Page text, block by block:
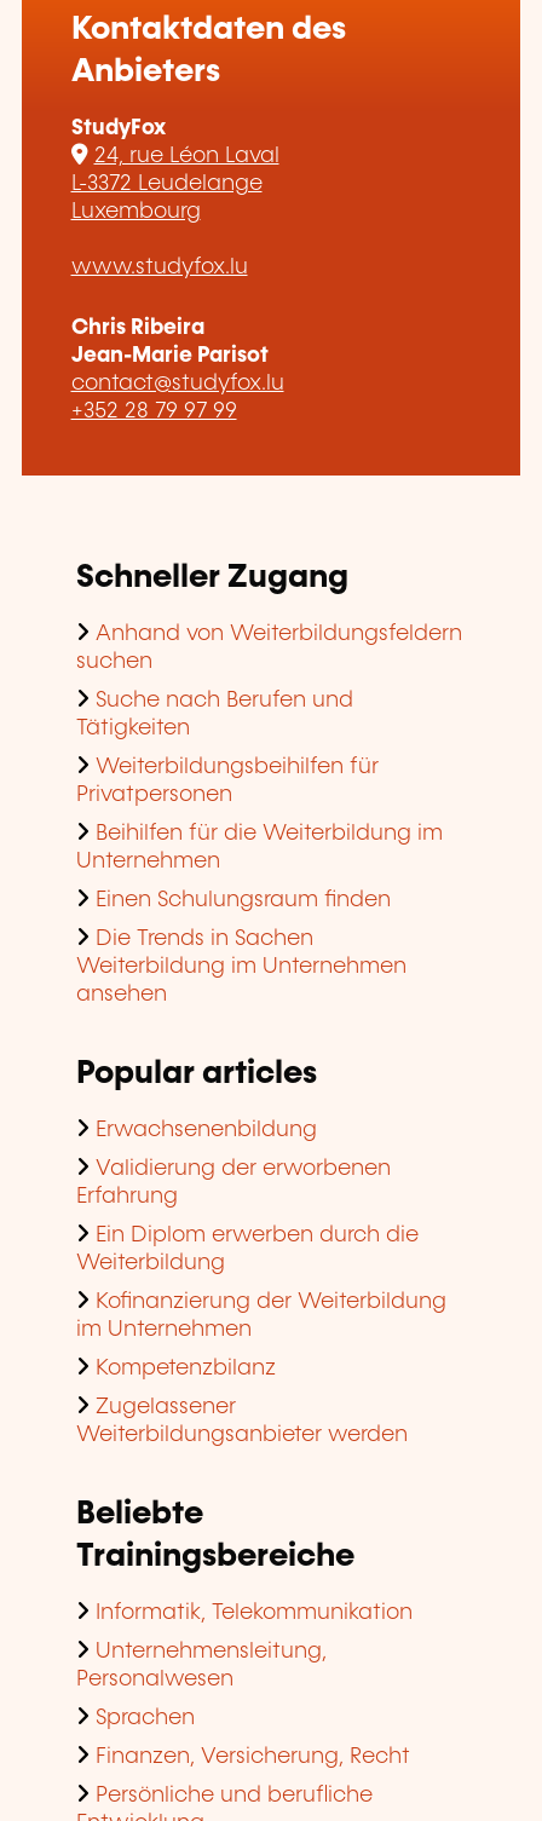
Kontaktdaten des
Anbieters
StudyFox
24, rue Léon Laval
L-3372 Leudelange
Luxembourg
www.studyfox.lu
Chris Ribeira
Jean-Marie Parisot
contact@studyfox.lu
+352 28 79 97 99
Schneller Zugang
Anhand von Weiterbildungsfeldern
suchen
Suche nach Berufen und
Tätigkeiten
Weiterbildungsbeihilfen für
Privatpersonen
Beihilfen für die Weiterbildung im
Unternehmen
Einen Schulungsraum finden
Die Trends in Sachen
Weiterbildung im Unternehmen
ansehen
Popular articles
Erwachsenenbildung
Validierung der erworbenen
Erfahrung
Ein Diplom erwerben durch die
Weiterbildung
Kofinanzierung der Weiterbildung
im Unternehmen
Kompetenzbilanz
Zugelassener
Weiterbildungsanbieter werden
Beliebte
Trainingsbereiche
Informatik, Telekommunikation
Unternehmensleitung,
Personalwesen
Sprachen
Finanzen, Versicherung, Recht
Persönliche und berufliche